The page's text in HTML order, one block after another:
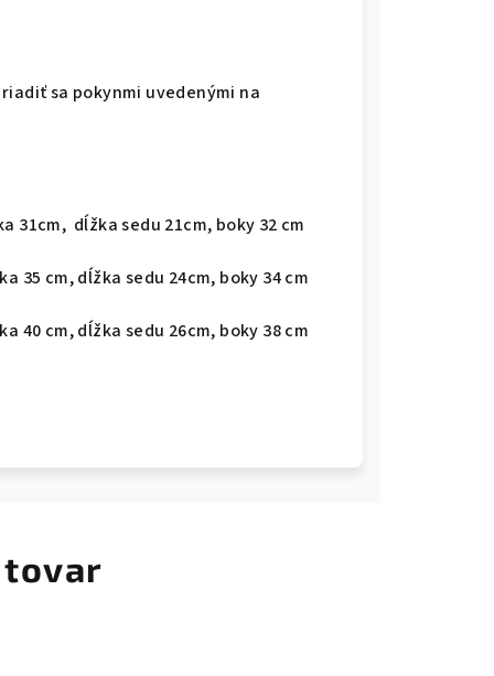
sa pokynmi uvedenými na
31cm, dĺžka sedu 21cm, boky 32 cm
35 cm, dĺžka sedu 24cm, boky 34 cm
40 cm, dĺžka sedu 26cm, boky 38 cm